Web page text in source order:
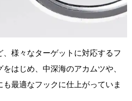
様々なターゲットに対応するフ
はじめ、中深海のアカムツや、
最適なフックに仕上がっていま